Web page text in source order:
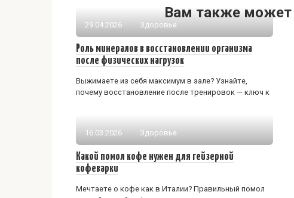
Вам также может
29.04.2026 Здоровье
Роль минералов в восстановлении организма
после физических нагрузок
Выжимаете из себя максимум в зале? Узнайте,
почему восстановление после тренировок — ключ к
16.03.2026 Здоровье
Какой помол кофе нужен для гейзерной
кофеварки
Мечтаете о кофе как в Италии? Правильный помол